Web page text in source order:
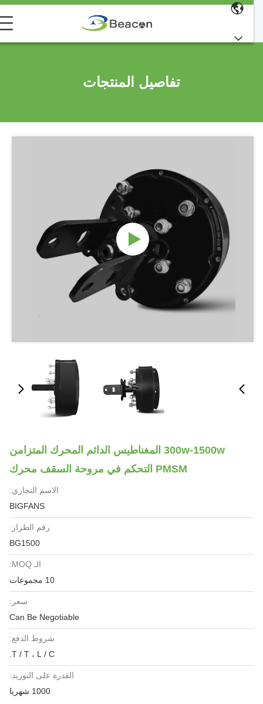
تفاصيل المنتجات
300w-1500w المغناطيس الدائم المحرك المتزامن
PMSM التحكم في مروحة السقف محرك
الاسم التجاري:
BIGFANS
رقم الطراز:
BG1500
الـ MOQ:
10 مجموعات
سعر:
Can Be Negotiable
شروط الدفع:
T / T ، L / C.
القدرة على التوريد:
1000 شهريا